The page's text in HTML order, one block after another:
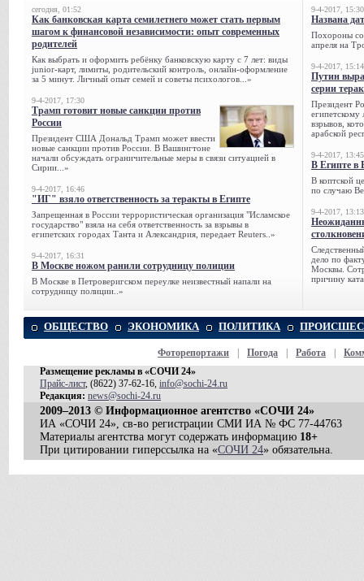
сегодня, 01:52
Как банковская карта семилетнего может стать первым
шагом к финансовой независимости: опыт современных
родителей
Как выбрать и оформить ребёнку банковскую карту с 7 лет: виды
junior-карт, лимиты, родительский контроль, онлайн-оформление
за 5 минут. Личный опыт семей и советы психологов...»
9-4-2017, 17:30
Трамп готовит новые санкции против
России
Президент США Дональд Трамп может ввести
новые санкции против России. В Вашингтоне
начали обсуждать ограничительные меры в связи ситуацией в
Сирии...»
9-4-2017, 16:46
"ИГ" взяло ответственность за теракты в Египте
Запрещенная в России террористическая организация "Исламское
государство" взяла на себя ответственность за взрывы в
египетских городах Танта и Александрия, передает Reuters..»
9-4-2017, 16:31
В Москве ножом ранили сотрудницу полиции
В Москве в Петроверигском переулке неизвестный напали на
сотрудницу полиции..»
9-4-2017, 15:30
Названа
Похороны
апреля на
9-4-2017, 15:14
Путин
серии
Президент
египетскому
взрывов,
арабской
9-4-2017, 13:45
В Египте в
В коптской
по случаю
9-4-2017, 13:13
дело по
Москвы.
причину
ОБЩЕСТВО ЭКОНОМИКА ПОЛИТИКА
Фоторепортажи Погода Работа
Размещение рекламы в «СОЧИ 24»
Прайс-лист, (8622) 37-62-16, info@sochi-24.ru
Редакция: news@sochi-24.ru
2009–2013 © Информационное агентство «СОЧИ 24»
ИА «СОЧИ 24», св-во регистрации СМИ ИА № ФС 77-44763
Материалы агентства могут содержать информацию 18+
При цитировании гиперссылка на «СОЧИ 24» обязательна.